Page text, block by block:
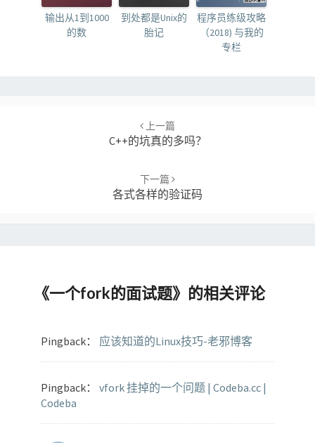
输出从1到1000
的数
到处都是Unix的
胎记
程序员练级攻略
（2018) 与我的
专栏
上一篇
C++的坑真的多吗？
下一篇
各式各样的验证码
《一个fork的面试题》的相关评论
Pingback： 应该知道的Linux技巧-老邪博客
Pingback： vfork 挂掉的一个问题 | Codeba.cc |
Codeba